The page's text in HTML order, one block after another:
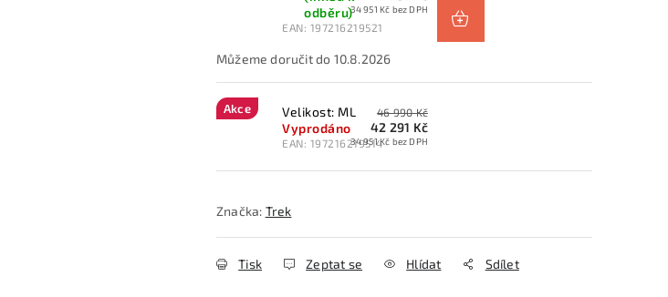
odběru)
EAN: 197216219521
34 951 Kč bez DPH
10.8.2026
Akce
Velikost: ML
Vyprodáno
EAN: 197216219514
46 990 Kč
42 291 Kč
34 951 Kč bez DPH
Značka: Trek
Tisk Zeptat se Hlídat Sdílet